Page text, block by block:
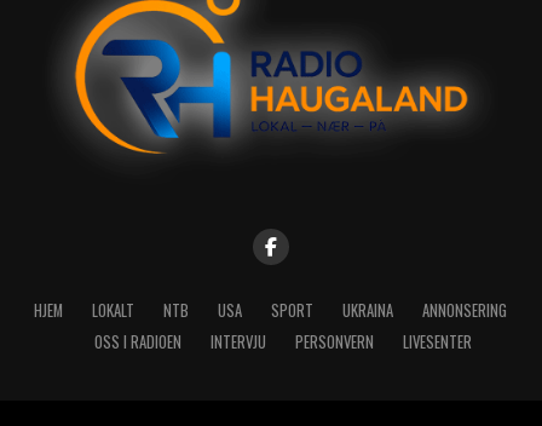
HJEM LOKALT NTB USA SPORT UKRAINA
ANNONSERING
OSS I RADIOEN
INTERVJU PERSONVERN LIVESENTER